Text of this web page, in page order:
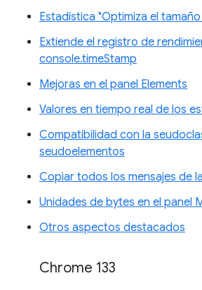
Estadística "Optimiza el
Extiende el registro de
console.timeStamp
Mejoras en el panel Elements
Valores en tiempo real de los
Compatibilidad con la
seudoelementos
Copiar todos los mensajes de
Unidades de bytes en el panel
Otros aspectos destacados
Chrome 133